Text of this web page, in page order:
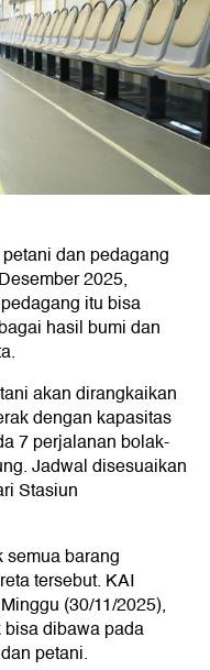
dan pedagang
2025,
itu bisa
hasil bumi dan
akan dirangkaikan
dengan kapasitas
7 perjalanan bolak-
Jadwal disesuaikan
Stasiun
barang
tersebut. KAI
(30/11/2025),
dibawa pada
petani.